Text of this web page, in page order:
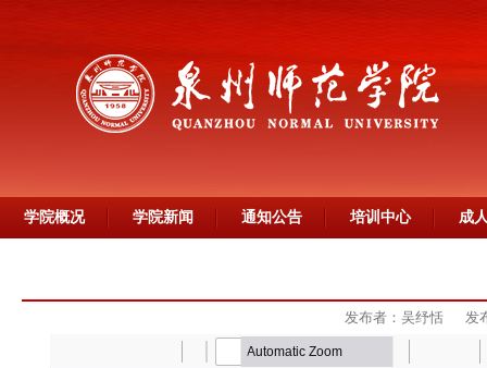
学院概况 学院新闻 通知公告 培训中心 成
发布者：吴纾恬 发